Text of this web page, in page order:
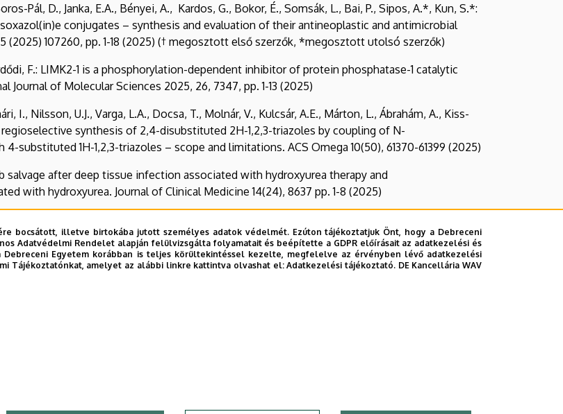
Pál, D., Janka, E.A., Bényei, A., Kardos, G., Bokor, É., Somsák, L., Bai, P., Sipos, A.*, Kun, S.*:
conjugates – synthesis and evaluation of their antineoplastic and antimicrobial
(2025) 107260, pp. 1-18 (2025) († megosztott első szerzők, *megosztott utolsó szerzők)
F.: LIMK2-1 is a phosphorylation-dependent inhibitor of protein phosphatase-1 catalytic
of Molecular Sciences 2025, 26, 7347, pp. 1-13 (2025)
I., Nilsson, U.J., Varga, L.A., Docsa, T., Molnár, V., Kulcsár, A.E., Márton, L., Ábrahám, A., Kiss-
regioselective synthesis of 2,4-disubstituted 2H-1,2,3-triazoles by coupling of N-
substituted 1H-1,2,3-triazoles – scope and limitations. ACS Omega 10(50), 61370-61399 (2025)
salvage after deep tissue infection associated with hydroxyurea therapy and
with hydroxyurea. Journal of Clinical Medicine 14(24), 8637 pp. 1-8 (2025)
M.: Regioselective synthesis of 5-substituted 3-(beta-D-glycopyranosyl)isoxazoles and -
agents and glycogen phosphorylase inhibitors. International Journal of Molecular Sciences
G., Bécsi, B., Erdődi, F., Nagy, P.: Fluorescence labeling-induced structural rearrangement of a
International Journal of Biological Macromolecules 321 (2025), 146209, pp. 1-15
and their role in gene expression. Frontiers in Molecular Biosciences 12, 1537861, pp. 1-19
bocsátott, illetve birtokába jutott személyes adatok védelmét. Ezúton tájékoztatjuk Önt, hogy a Debreceni
Adatvédelmi Rendelet alapján felülvizsgálta folyamatait és beépítette a GDPR előírásait az adatkezelési és
Egyetem korábban is teljes körültekintéssel kezelte, megfelelve az érvényben lévő adatkezelési
Tájékoztatónkat, amelyet az alábbi linkre kattintva olvashat el:Adatkezelési tájékoztató. DE Kancellária WAV